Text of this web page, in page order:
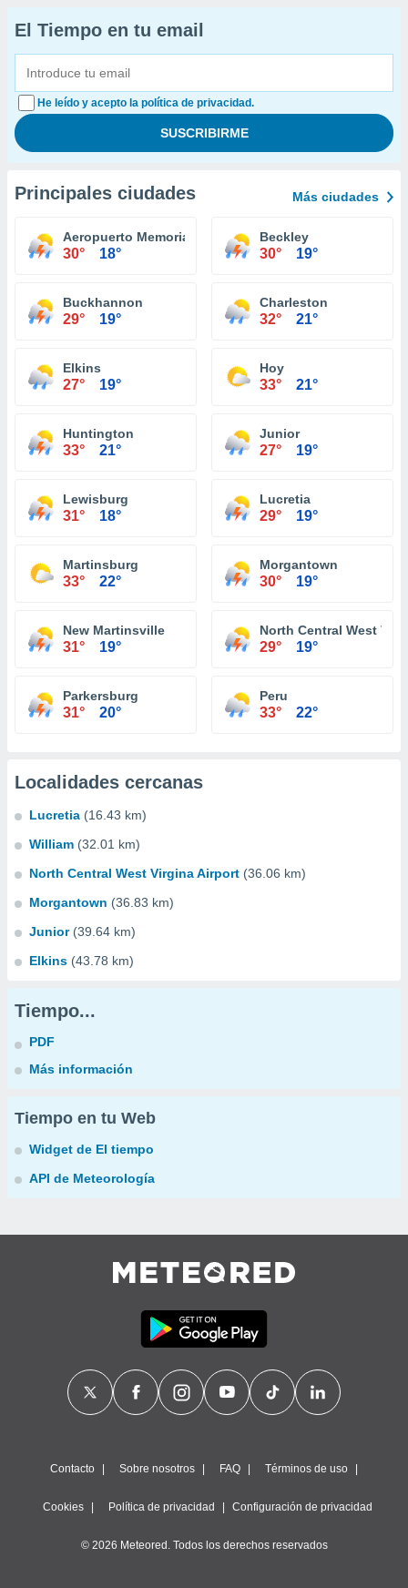
El Tiempo en tu email
He leído y acepto la política de privacidad.
Principales ciudades Más ciudades
Aeropuerto Memorial Raleigh County
30° 18°
Beckley
30° 19°
Buckhannon
29° 19°
Charleston
32° 21°
Elkins
27° 19°
Hoy
33° 21°
Huntington
33° 21°
Junior
27° 19°
Lewisburg
31° 18°
Lucretia
29° 19°
Martinsburg
33° 22°
Morgantown
30° 19°
New Martinsville
31° 19°
North Central West
29° 19°
Parkersburg
31° 20°
Peru
33° 22°
Localidades cercanas
Lucretia (16.43 km)
William (32.01 km)
North Central West Virgina Airport (36.06 km)
Morgantown (36.83 km)
Junior (39.64 km)
Elkins (43.78 km)
Tiempo...
PDF
Más información
Tiempo en tu Web
Widget de El tiempo
API de Meteorología
Contacto Sobre nosotros FAQ Términos de uso
Cookies Política de privacidad Configuración de privacidad
© 2026 Meteored. Todos los derechos reservados